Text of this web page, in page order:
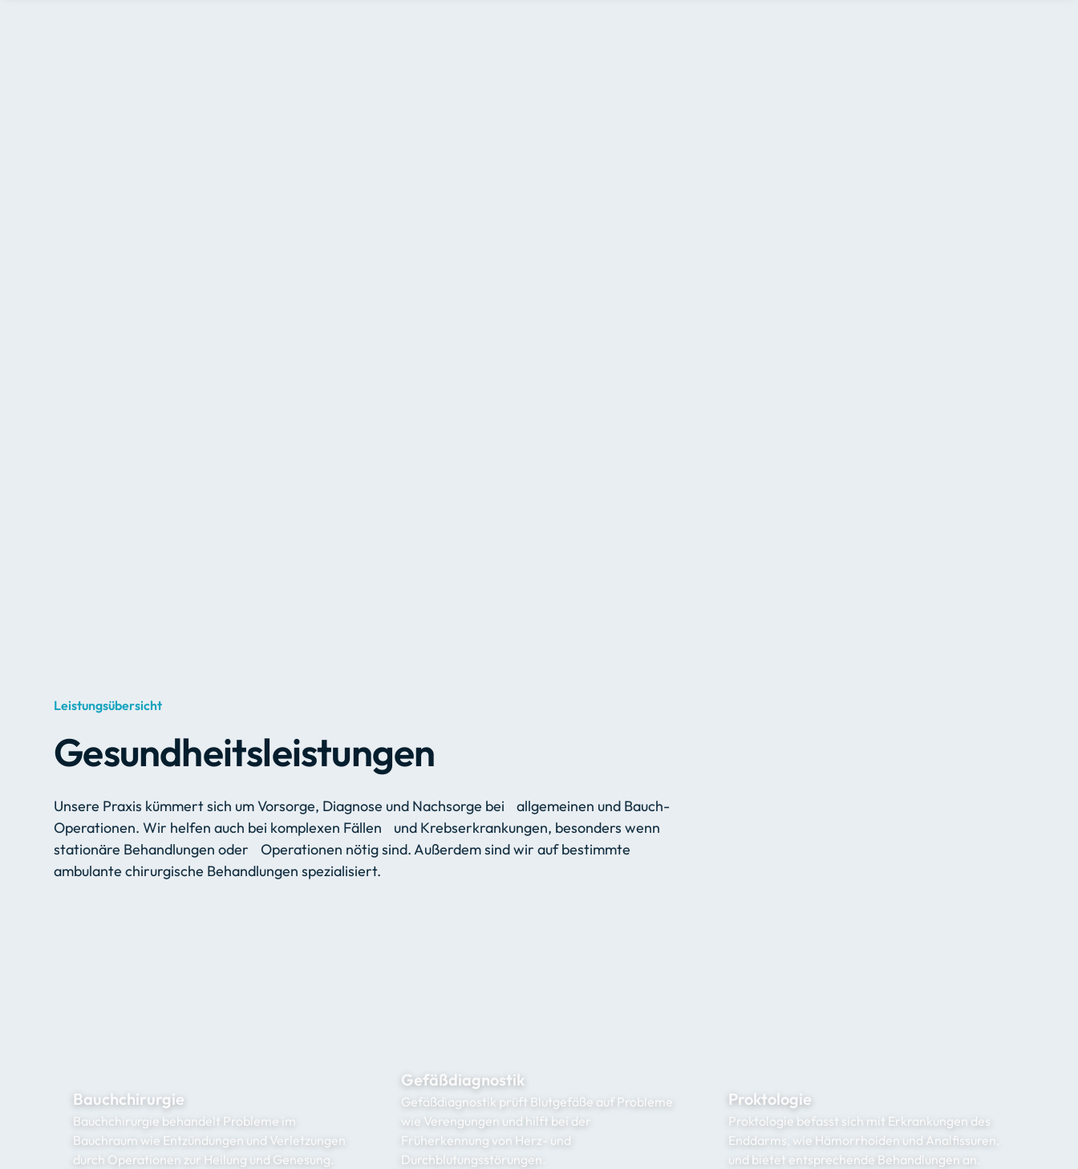
Leistungsübersicht
Gesundheitsleistungen
Unsere Praxis kümmert sich um Vorsorge, Diagnose und Nachsorge bei allgemeinen und Bauch-
Operationen. Wir helfen auch bei komplexen Fällen und Krebserkrankungen, besonders wenn
stationäre Behandlungen oder Operationen nötig sind. Außerdem sind wir auf bestimmte
ambulante chirurgische Behandlungen spezialisiert.
Bauchchirurgie
Bauchchirurgie behandelt Probleme im
Bauchraum wie Entzündungen und Verletzungen
durch Operationen zur Heilung und Genesung.
Gefäßdiagnostik
Gefäßdiagnostik prüft Blutgefäße auf Probleme
wie Verengungen und hilft bei der
Früherkennung von Herz- und
Durchblutungsstörungen.
Proktologie
Proktologie befasst sich mit Erkrankungen des
Enddarms, wie Hämorrhoiden und Analfissuren,
und bietet entsprechende Behandlungen an.